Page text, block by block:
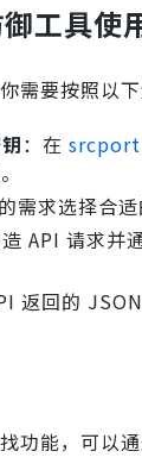
工具使
需要按照以下
：在 srcport
需求选择合适
API 请求并
返回的
功能，可以通